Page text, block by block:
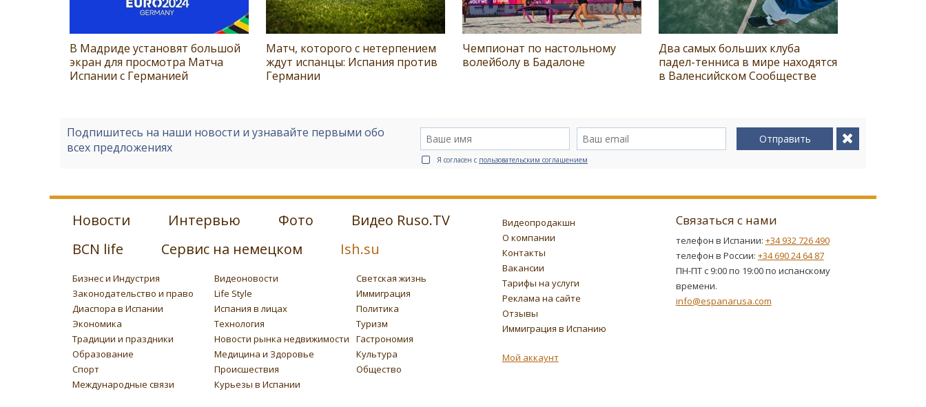
В Мадриде установят большой
экран для просмотра Матча
Испании с Германией
Матч, которого с нетерпением
ждут испанцы: Испания против
Германии
Чемпионат по настольному
волейболу в Бадалоне
Два самых больших клуба
падел-тенниса в мире находятся
в Валенсийском Сообществе
Подпишитесь на наши новости и узнавайте первыми обо
всех предложениях
Отправить
Я согласен с пользовательским соглашением
Новости Интервью Фото
Видео Ruso.TV
BCN life
Сервис на немецком Ish.su
Бизнес и Индустрия Видеоновости
Светская жизнь
Законодательство и право
Life Style
Иммиграция
Диаспора в Испании
Испания в лицах
Политика
Экономика
Технология
Туризм
Традиции и праздники
Новости рынка недвижимости
Гастрономия
Образование
Медицина и Здоровье
Культура
Спорт
Происшествия
Общество
Международные связи
Курьезы в Испании
Видеопродакшн
О компании
Контакты
Вакансии
Тарифы на услуги
Реклама на сайте
Отзывы
Иммиграция в Испанию
Мой аккаунт
Связаться с нами
телефон в Испании: +34 932 726 490
телефон в России: +34 690 24 64 87
ПН-ПТ с 9:00 по 19:00 по испанскому
времени.
info@espanarusa.com